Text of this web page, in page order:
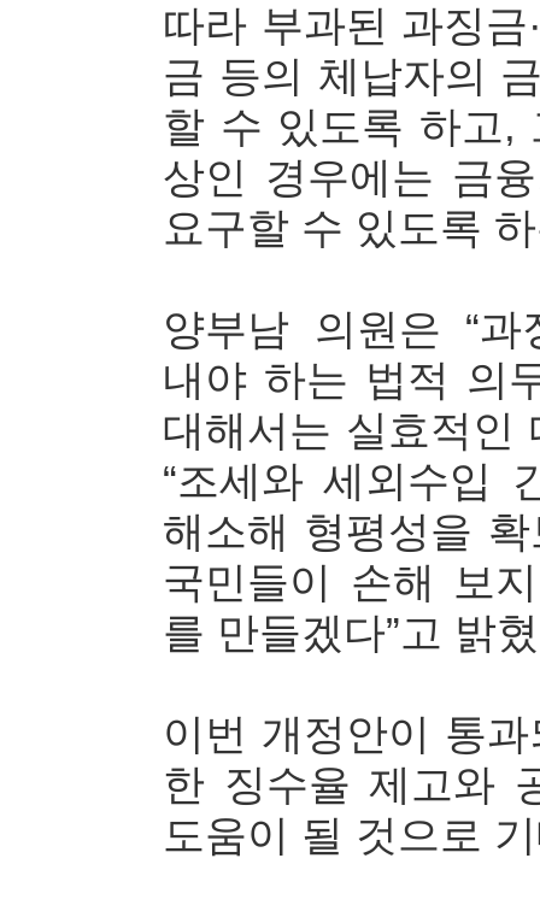
따라 부과된 과징금
금 등의 체납자의
할 수 있도록 하고,
상인 경우에는 금
요구할 수 있도록
양부남 의원은 “
내야 하는 법적 의
대해서는 실효적인
“조세와 세외수입
해소해 형평성을
국민들이 손해 보
를 만들겠다”고 밝
이번 개정안이 통
한 징수율 제고와
도움이 될 것으로